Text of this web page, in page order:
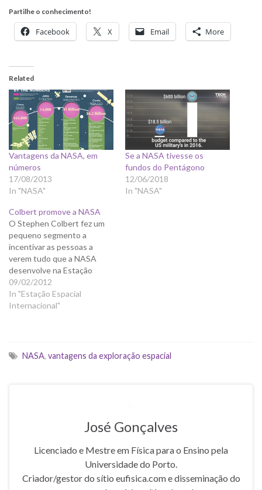
Partilhe o conhecimento!
Facebook X Email More
Related
Vantagens da NASA, em
números
17/08/2013
In "NASA"
Se a NASA tivesse os
fundos do Pentágono
12/06/2018
In "NASA"
Colbert promove a NASA
O Stephen Colbert fez um
pequeno segmento a
incentivar as pessoas a
verem tudo que a NASA
desenvolve na Estação
Espacial Internacional e que
é aplicado posteriormente
para melhorar as nossas
Exploração Espacial.
09/02/2012
In "Estação Espacial
Internacional"
NASA, vantagens da exploração espacial
José Gonçalves
Licenciado e Mestre em Física para o Ensino pela
Universidade do Porto.
Criador/gestor do sítio eufisica.com e disseminação do